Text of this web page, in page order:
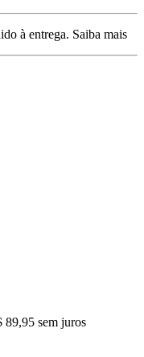
à entrega. Saiba mais
89,95 sem juros